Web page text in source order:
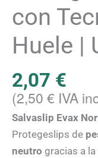
con
Huele |
2,07 €
(2,50 € IVA
Salvaslip Evax
Protegeslips de
neutro gracias a